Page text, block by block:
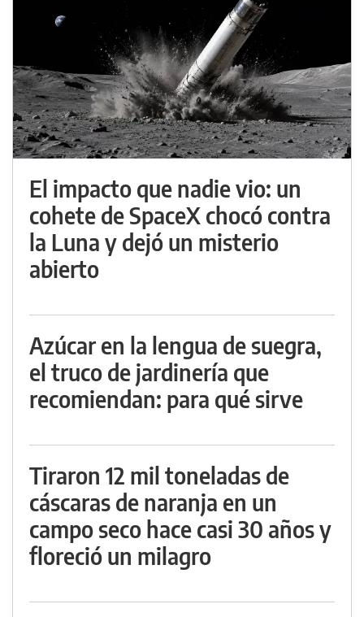
El impacto que nadie vio: un
cohete de SpaceX chocó contra
la Luna y dejó un misterio
abierto
Azúcar en la lengua de suegra,
el truco de jardinería que
recomiendan: para qué sirve
Tiraron 12 mil toneladas de
cáscaras de naranja en un
campo seco hace casi 30 años y
floreció un milagro